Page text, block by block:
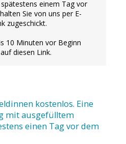
einem Tag vor
Sie von uns per E-
zugeschickt.
10 Minuten vor Beginn
diesen Link.
kostenlos. Eine
mit ausgefülltem
einen Tag vor dem